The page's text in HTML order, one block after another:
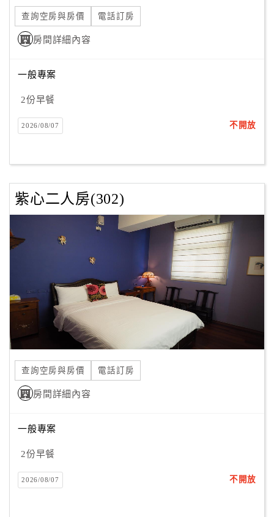
查詢空房與房價 電話訂房
房間詳細內容
一般專案
2份早餐
2026/08/07 不開放
紫心二人房(302)
查詢空房與房價 電話訂房
房間詳細內容
一般專案
2份早餐
2026/08/07 不開放